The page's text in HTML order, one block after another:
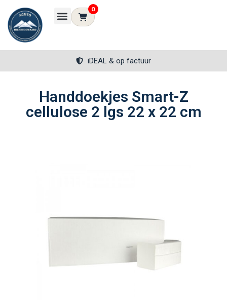
0
iDEAL & op factuur
Handdoekjes Smart-Z
cellulose 2 lgs 22 x 22 cm